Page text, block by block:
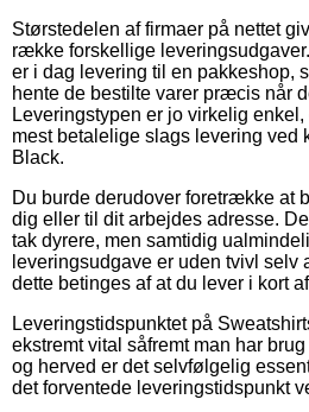
Størstedelen af firmaer på nettet
række forskellige
er i dag levering til en pakkeshop,
hente de bestilte varer præcis når
Leveringstypen er jo virkelig
mest betalelige slags levering ved
Black.
Du burde derudover foretrække at
dig eller til dit arbejdes adresse.
tak dyrere, men samtidig
leveringsudgave er uden tvivl selv
dette betinges af at du lever i kort
Leveringstidspunktet på
ekstremt vital såfremt man har
og herved er det selvfølgelig
det forventede leveringstidspunkt